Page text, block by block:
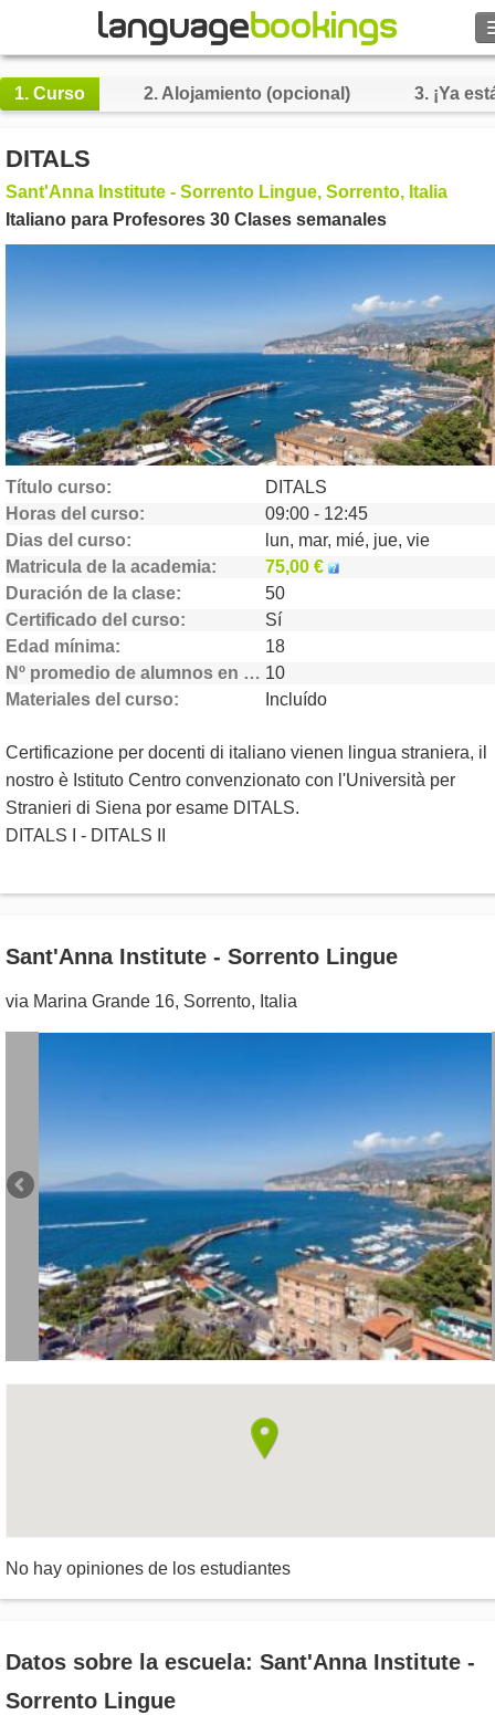
EXPLORAR
Identifícate
Moneda €
Idioma
1. Curso 2.Alojamiento (opcional) 3. ¡Ya
DITALS
Sant'Anna Institute - Sorrento Lingue, Sorrento, Italia
Italiano para Profesores 30 Clases semanales
Título curso
DITALS
Horas del curso
09:00 - 12:45
Dias del curso
lun, mar, mié, jue, vie
Matricula de la academia
75,00 €
Duración de la clase
50
Certificado del curso
Sí
Edad mínima
18
Nº promedio de alumnos en clase 10
Materiales del curso
Incluído
Certificazione per docenti di italiano vienen lingua straniera, il
nostro è Istituto Centro convenzionato con l'Università per
Stranieri di Siena por esame DITALS.
DITALS I - DITALS II
Sant'Anna Institute - Sorrento Lingue
via Marina Grande 16, Sorrento, Italia
No hay opiniones de los estudiantes
Datos sobre la escuela: Sant'Anna Institute -
Sorrento Lingue